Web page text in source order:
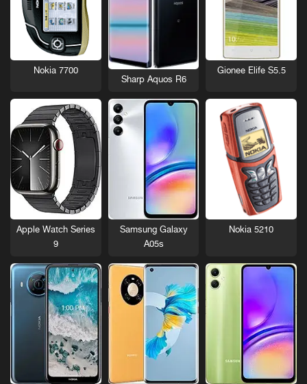
Gionee Elife S5.5
Sharp Aquos R6
Nokia 7700
Nokia 5210
Samsung Galaxy
A05s
Apple Watch Series
9